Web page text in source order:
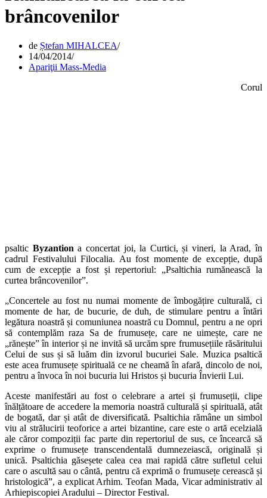
brâncovenilor
de Ștefan MIHALCEA
14/04/2014
Apariţii Mass-Media
Corul
psaltic Byzantion a concertat joi, la Curtici, și vineri, la Arad, în
cadrul Festivalului Filocalia. Au fost momente de excepție, după
cum de excepție a fost și repertoriul: „Psaltichia rumănească la
curtea brâncovenilor”.
„Concertele au fost nu numai momente de îmbogățire culturală, ci
momente de har, de bucurie, de duh, de stimulare pentru a întări
legătura noastră și comuniunea noastră cu Domnul, pentru a ne opri
să contemplăm raza Sa de frumusețe, care ne uimește, care ne
„rănește” în interior și ne invită să urcăm spre frumusețiile răsăritului
Celui de sus și să luăm din izvorul bucuriei Sale. Muzica psaltică
este acea frumusețe spirituală ce ne cheamă în afară, dincolo de noi,
pentru a învoca în noi bucuria lui Hristos și bucuria Învierii Lui.
Aceste manifestări au fost o celebrare a artei și frumuseții, clipe
înălțătoare de accedere la memoria noastră culturală și spirituală, atât
de bogată, dar și atât de diversificată. Psaltichia rămâne un simbol
viu al strălucirii teoforice a artei bizantine, care este o artă ecelzială
ale căror compoziții fac parte din repertoriul de sus, ce încearcă să
exprime o frumusețe transcendentală dumnezeiască, originală și
unică. Psaltichia găseșete calea cea mai rapidă către sufletul celui
care o ascultă sau o cântă, pentru că exprimă o frumusețe cerească și
hristologică”, a explicat Arhim. Teofan Mada, Vicar administrativ al
Arhiepiscopiei Aradului – Director Festival.